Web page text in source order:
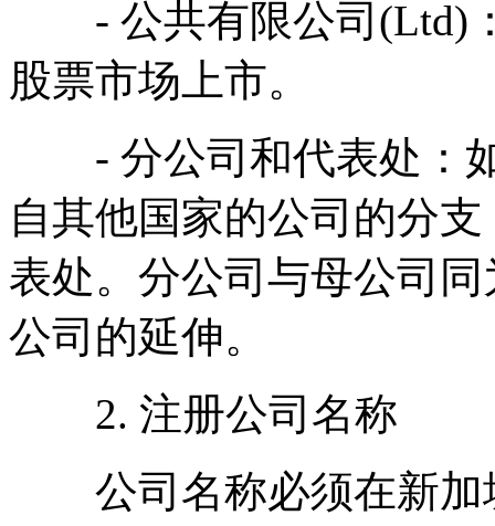
- 公共有限公司(Ltd)
股票市场上市。
- 分公司和代表处：如
自其他国家的公司的分
表处。分公司与母公司
公司的延伸。
2. 注册公司名称
公司名称必须在新加